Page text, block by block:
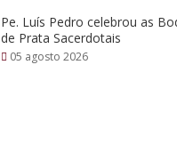
Pe. Luís Pedro celebrou as
de Prata Sacerdotais
05 agosto 2026